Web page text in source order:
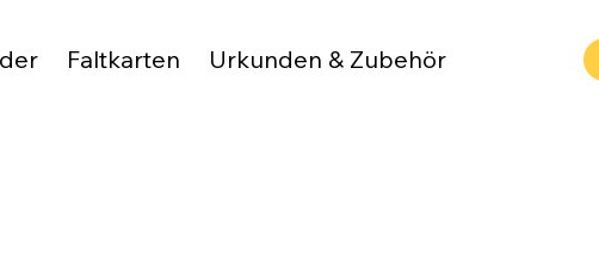
Faltkarten Urkunden & Zubehör